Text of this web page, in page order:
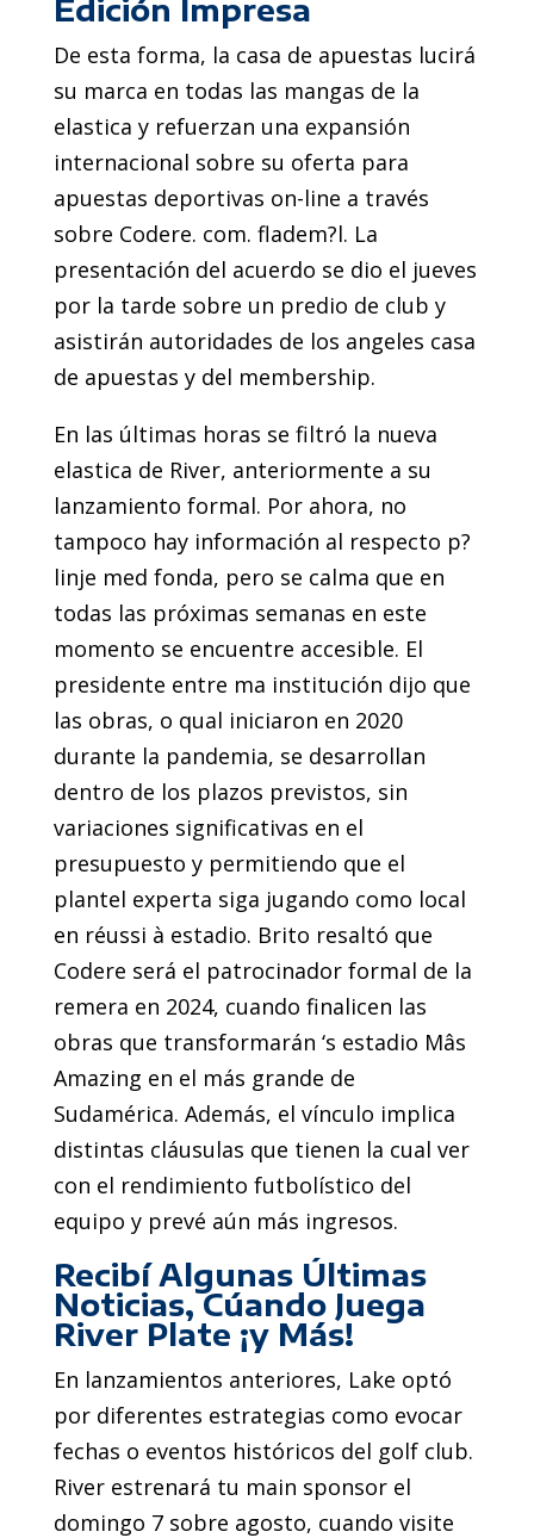
Edición Impresa
De esta forma, la casa de apuestas lucirá
su marca en todas las mangas de la
elastica y refuerzan una expansión
internacional sobre su oferta para
apuestas deportivas on-line a través
sobre Codere. com. fladem?l. La
presentación del acuerdo se dio el jueves
por la tarde sobre un predio de club y
asistirán autoridades de los angeles casa
de apuestas y del membership.
En las últimas horas se filtró la nueva
elastica de River, anteriormente a su
lanzamiento formal. Por ahora, no
tampoco hay información al respecto p?
linje med fonda, pero se calma que en
todas las próximas semanas en este
momento se encuentre accesible. El
presidente entre ma institución dijo que
las obras, o qual iniciaron en 2020
durante la pandemia, se desarrollan
dentro de los plazos previstos, sin
variaciones significativas en el
presupuesto y permitiendo que el
plantel experta siga jugando como local
en réussi à estadio. Brito resaltó que
Codere será el patrocinador formal de la
remera en 2024, cuando finalicen las
obras que transformarán ‘s estadio Mâs
Amazing en el más grande de
Sudamérica. Además, el vínculo implica
distintas cláusulas que tienen la cual ver
con el rendimiento futbolístico del
equipo y prevé aún más ingresos.
Recibí Algunas Últimas
Noticias, Cúando Juega
River Plate ¡y Más!
En lanzamientos anteriores, Lake optó
por diferentes estrategias como evocar
fechas o eventos históricos del golf club.
River estrenará tu main sponsor el
domingo 7 sobre agosto, cuando visite